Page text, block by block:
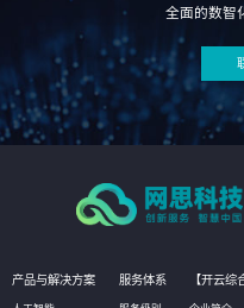
全面的数
产品与解决方案 服务体系 【开云综